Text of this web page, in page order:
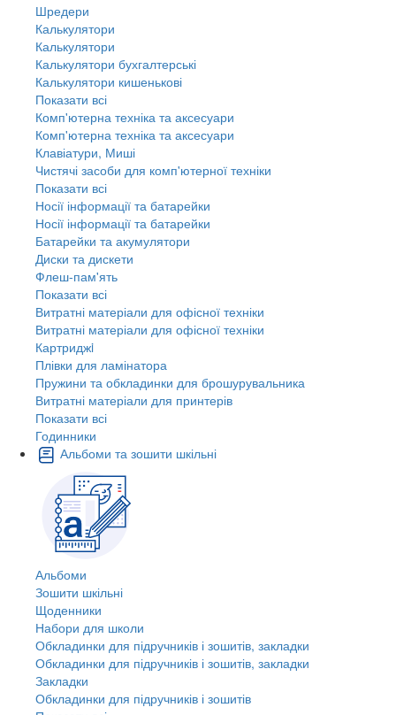
Шредери
Калькулятори
Калькулятори
Калькулятори бухгалтерські
Калькулятори кишенькові
Показати всі
Комп'ютерна техніка та аксесуари
Комп'ютерна техніка та аксесуари
Клавіатури, Миші
Чистячі засоби для комп'ютерної техніки
Показати всі
Носії інформації та батарейки
Носії інформації та батарейки
Батарейки та акумулятори
Диски та дискети
Флеш-пам'ять
Показати всі
Витратні матеріали для офісної техніки
Витратні матеріали для офісної техніки
Картриджi
Плівки для ламінатора
Пружини та обкладинки для брошурувальника
Витратні матеріали для принтерів
Показати всі
Годинники
Альбоми та зошити шкільні
Альбоми
Зошити шкільні
Щоденники
Набори для школи
Обкладинки для підручників і зошитів, закладки
Обкладинки для підручників і зошитів, закладки
Закладки
Обкладинки для підручників і зошитів